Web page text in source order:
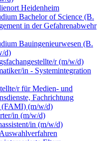
Heidenheim
Bachelor of Science (B.
in der Gefahrenabwehr
Bauingenieurwesen (B.
d)
r (m/w/d)
in - Systemintegration
r für Medien- und
Fachrichtung
(m/w/d)
in (m/w/d)
in (m/w/d)